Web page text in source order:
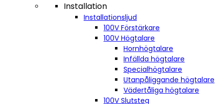
Installation
Installationsljud
100V Förstärkare
100V Högtalare
Hornhögtalare
Infällda högtalare
Specialhögtalare
Utanpåliggande högtalare
Vädertåliga högtalare
100V Slutsteg